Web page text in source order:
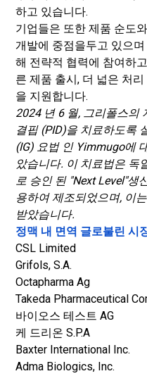
하고 있습니다.
기업들은 또한 제품 순도
개발에 중점을두고 있으
해 전략적 협력에 참여하
른 제품 출시, 더 넓은 처
을 지원합니다.
2024 년 6 월, 그리폴스의
결핍 (PID)을 치료하도록
(IG) 요법 인 Yimmugo에
았습니다. 이 치료법은 독
로 승인 된 "Next Level"생
용하여 제조되었으며, 이
받았습니다.
정맥 내 면역 글로불린 시
CSL Limited
Grifols, S.A.
Octapharma Ag
Takeda Pharmaceutical
바이오스 테스트 AG
케 드리온 S.P.A
Baxter International Inc.
Adma Biologics, Inc.